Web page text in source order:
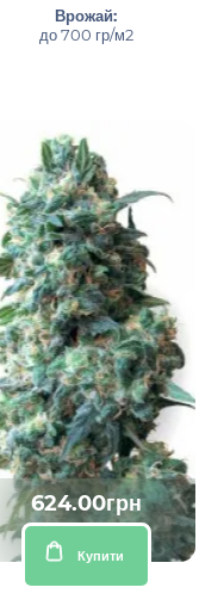
Врожай:
до 700 гр/м2
624.00грн
Купити